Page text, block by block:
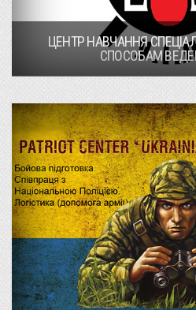
ЦЕНТР НАВЧАННЯ
СПОСОБАМ